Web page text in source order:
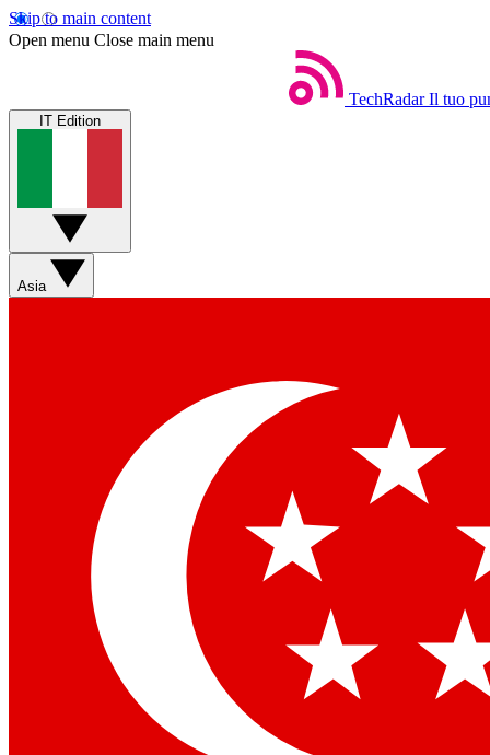
Skip to main content
Open menu Close main menu
TechRadar Il tuo
IT Edition
Asia